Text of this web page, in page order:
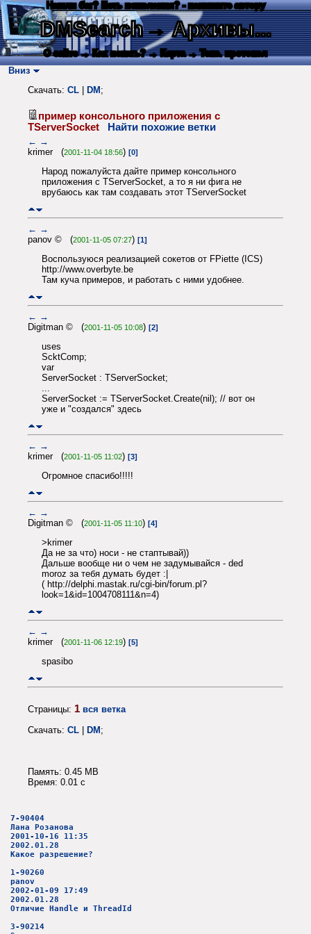
Нашли баг? Есть пожелания? - напишите автору
DMSearch→ Архивы...
О сайте → Как искать? → Карта → Текс. протокол
Вниз
Скачать: CL DM ;
пример консольного приложения с
TServerSocket
Найти похожие ветки
← →
krimer (2001-11-04 18:56) [0]
Народ пожалуйста дайте пример консольного
приложения с TServerSocket, а то я ни фига не
врубаюсь как там создавать этот TServerSocket
← →
panov © (2001-11-05 07:27) [1]
Воспользуюся реализацией сокетов от FPiette (ICS)
http://www.overbyte.be
Там куча примеров, и работать с ними удобнее.
← →
Digitman © (2001-11-05 10:08) [2]
uses
ScktComp;
var
ServerSocket : TServerSocket;
...
ServerSocket := TServerSocket.Create(nil); // вот он
уже и "создался" здесь
← →
krimer (2001-11-05 11:02) [3]
Огромное спасибо!!!!!
← →
Digitman © (2001-11-05 11:10) [4]
>krimer
Да не за что) носи - не стаптывай))
Дальше вообще ни о чем не задумывайся - ded
moroz за тебя думать будет :|
( http://delphi.mastak.ru/cgi-bin/forum.pl?
look=1&id=1004708111&n=4)
← →
krimer (2001-11-06 12:19) [5]
spasibo
Страницы: 1 вся ветка
Скачать: CL | DM;
Память: 0.45 MB
Время: 0.01 c
7-90404
Лана Розанова
2001-10-16 11:35
2002.01.28
Какое разрешение?
1-90260
panov
2002-01-09 17:49
2002.01.28
Отличие Handle и ThreadId
3-90214